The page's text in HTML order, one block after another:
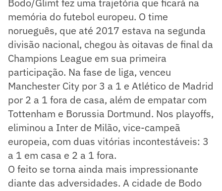
Bodo/Glimt fez uma trajetória que ficará na
memória do futebol europeu. O time
norueguês, que até 2017 estava na segunda
divisão nacional, chegou às oitavas de final da
Champions League em sua primeira
participação. Na fase de liga, venceu
Manchester City por 3 a 1 e Atlético de Madrid
por 2 a 1 fora de casa, além de empatar com
Tottenham e Borussia Dortmund. Nos playoffs,
eliminou a Inter de Milão, vice-campeã
europeia, com duas vitórias incontestáveis: 3
a 1 em casa e 2 a 1 fora.
O feito se torna ainda mais impressionante
diante das adversidades. A cidade de Bodo